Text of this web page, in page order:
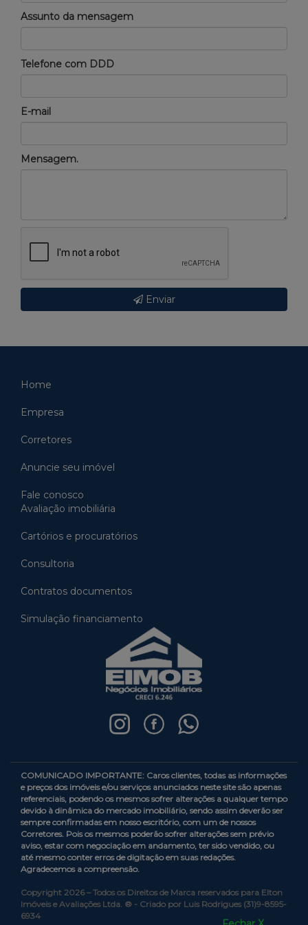
Assunto da mensagem
Telefone com DDD
E-mail
Mensagem.
Enviar
Home
Empresa
Corretores
Anuncie seu imóvel
Fale conosco
Avaliação imobiliária
Cartórios e procuratórios
Consultoria
Contratos documentos
Simulação financiamento
COMUNICADO IMPORTANTE: Caros clientes, todas as informações
e preços dos imóveis e/ou serviços anunciados neste site são apenas
referenciais, podendo os mesmos sofrer alterações a qualquer tempo
devido à dinâmica do mercado imobiliário, sendo assim deverão ser
sempre confirmadas em nosso escritório, com um de nossos
Corretores. Pois os mesmos poderão sofrer alterações sem prévio
aviso, estar com negociação em andamento, ter sido vendido, ou
até mesmo conter erros de digitação em suas redações.
Agradecemos a compreensão.
Copyright 2026 – Todos os Direitos de Marca reservados para Elton
Imóveis e Avaliações Ltda. ® - Criado por Luis Rodrigues (31)9-8595-
6934